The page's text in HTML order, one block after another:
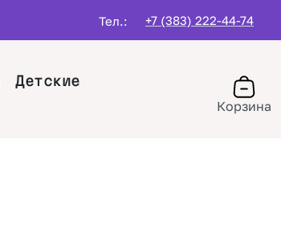
Тел.: +7 (383) 222-44-74
Детские
Корзина